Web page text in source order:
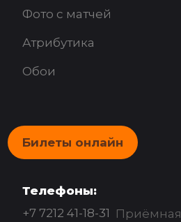
Фото с матчей
Атрибутика
Обои
Билеты онлайн
Телефоны:
+7 7212 41-18-31 Приёмная